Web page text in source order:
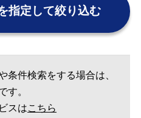
指定して絞り込む
件検索をする場合は、
す。
スはこちら